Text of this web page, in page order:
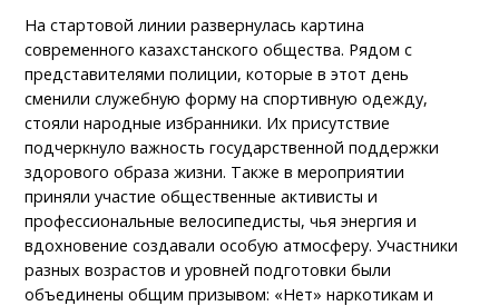
На стартовой линии развернулась картина
современного казахстанского общества. Рядом с
представителями полиции, которые в этот день
сменили служебную форму на спортивную одежду,
стояли народные избранники. Их присутствие
подчеркнуло важность государственной поддержки
здорового образа жизни. Также в мероприятии
приняли участие общественные активисты и
профессиональные велосипедисты, чья энергия и
вдохновение создавали особую атмосферу. Участники
разных возрастов и уровней подготовки были
объединены общим призывом: «Нет» наркотикам и